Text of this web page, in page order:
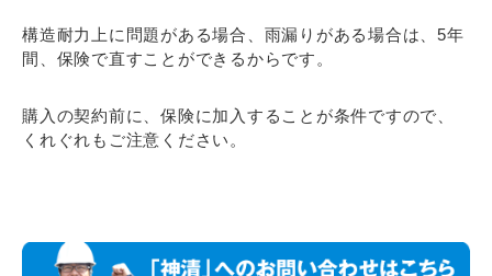
構造耐力上に問題がある場合、雨漏りがある場合は、5年
間、保険で直すことができるからです。
購入の契約前に、保険に加入することが条件ですので、
くれぐれもご注意ください。